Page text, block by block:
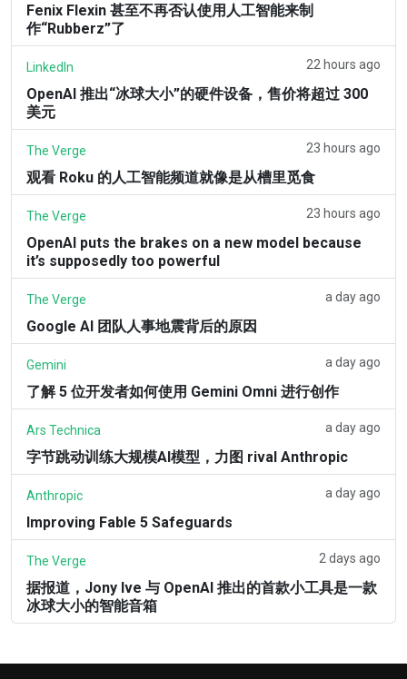
Fenix Flexin 甚至不再否认使用人工智能来制
作“Rubberz”了
LinkedIn 22 hours ago
OpenAI 推出“冰球大小”的硬件设备，售价将超过 300
美元
The Verge 23 hours ago
观看 Roku 的人工智能频道就像是从槽里觅食
The Verge 23 hours ago
OpenAI puts the brakes on a new model because
it’s supposedly too powerful
The Verge a day ago
Google AI 团队人事地震背后的原因
Gemini a day ago
了解 5 位开发者如何使用 Gemini Omni 进行创作
Ars Technica a day ago
字节跳动训练大规模AI模型，力图 rival Anthropic
Anthropic a day ago
Improving Fable 5 Safeguards
The Verge 2 days ago
据报道，Jony Ive 与 OpenAI 推出的首款小工具是一款
冰球大小的智能音箱